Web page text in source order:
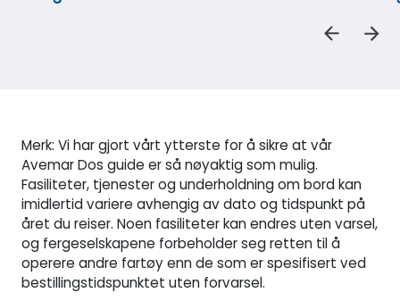
Merk: Vi har gjort vårt ytterste for å sikre at vår
Avemar Dos guide er så nøyaktig som mulig.
Fasiliteter, tjenester og underholdning om bord kan
imidlertid variere avhengig av dato og tidspunkt på
året du reiser. Noen fasiliteter kan endres uten varsel,
og fergeselskapene forbeholder seg retten til å
operere andre fartøy enn de som er spesifisert ved
bestillingstidspunktet uten forvarsel.